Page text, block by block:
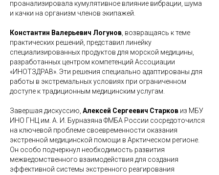
проанализировала кумулятивное влияние вибрации, шума
и качки на организм членов экипажей.
Константин Валерьевич Логунов , возвращаясь к теме
практических решений, представил линейку
специализированных продуктов для морской медицины,
разработанных центром компетенций Ассоциации
«ИНОТЗДРАВ». Эти решения специально адаптированы для
работы в экстремальных условиях при ограниченном
доступе к традиционным медицинским услугам.
Завершая дискуссию, Алексей Сергеевич Старков из МБУ
ИНО ГНЦ им. А. И. Бурназяна ФМБА России сосредоточился
на ключевой проблеме своевременности оказания
экстренной медицинской помощи в Арктическом регионе.
Он особо подчеркнул необходимость развития
межведомственного взаимодействия для создания
эффективной системы экстренного реагирования